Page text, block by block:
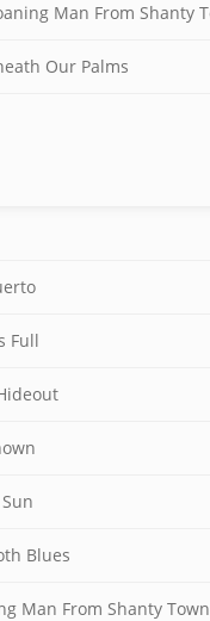
Man From Shanty
Our Palms
Full
Blues
Man From Shanty Town